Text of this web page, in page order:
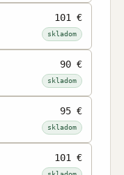
201 €
skladom
242 €
skladom
125 €
skladom
261 €
101 €
skladom
90 €
skladom
95 €
skladom
101 €